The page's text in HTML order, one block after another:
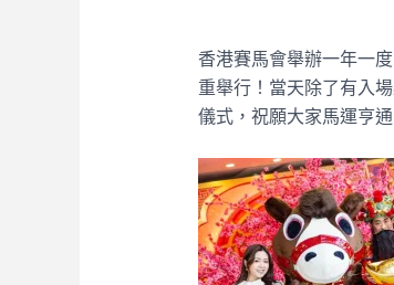
香港賽馬會舉辦一年一
重舉行！當天除了有入
儀式，祝願大家馬運亨通